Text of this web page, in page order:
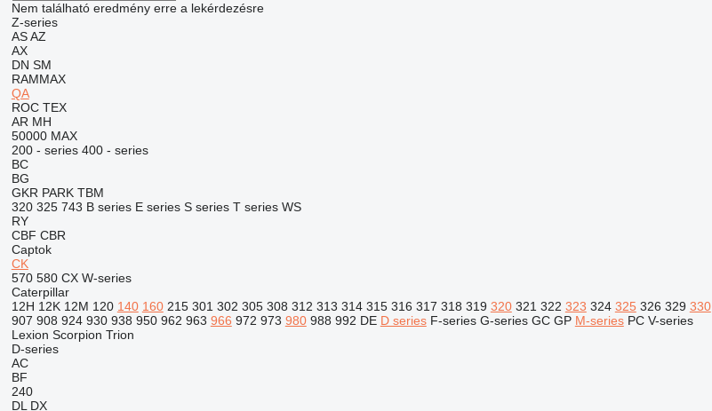
Nem található eredmény erre a lekérdezésre
Z-series
AS AZ
AX
DN SM
RAMMAX
QA
ROC TEX
AR MH
50000 MAX
200 - series 400 - series
BC
BG
GKR PARK TBM
320 325 743 B series E series S series T series WS
RY
CBF CBR
Captok
CK
570 580 CX W-series
Caterpillar
12H 12K 12M 120 140 160 215 301 302 305 308 312 313 314 315 316 317 318 319 320 321 322 323 324 325 326 329 330
907 908 924 930 938 950 962 963 966 972 973 980 988 992 DE D series F-series G-series GC GP M-series PC V-series
Lexion Scorpion Trion
D-series
AC
BF
240
DL DX